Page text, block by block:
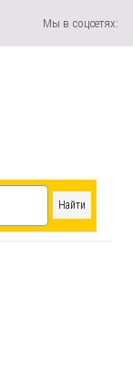
Мы в соцсетях: